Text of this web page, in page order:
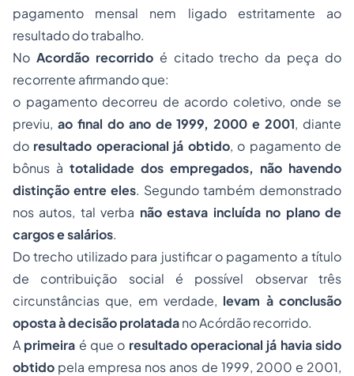
pagamento mensal nem ligado estritamente ao
resultado do trabalho.
No Acordão recorridoé citado trecho da peça do
recorrente afirmando que:
o pagamento decorreu de acordo coletivo, onde se
previu, ao final do ano de 1999, 2000 e 2001, diante
do resultado operacional já obtido, o pagamento de
bônus à totalidade dos empregados, não havendo
distinção entre eles. Segundo também demonstrado
nos autos, tal verba não estava incluída no plano de
cargos e salários.
Do trecho utilizado para justificar o pagamento a título
de contribuição social é possível observar três
circunstâncias que, em verdade, levam à conclusão
oposta à decisão prolatadano Acórdão recorrido.
A primeira é que o resultado operacional já havia sido
obtido pela empresa nos anos de 1999, 2000 e 2001,